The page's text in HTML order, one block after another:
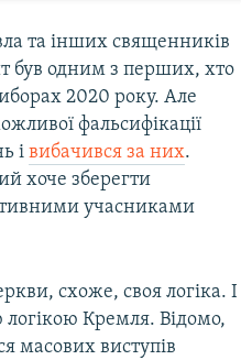
та інших священників
був одним з перших, хто
2020 року. Але
фальсифікації
івибачився за них.
хоче зберегти
учасниками
схоже, своя логіка. І
логікою Кремля. Відомо,
масових виступів